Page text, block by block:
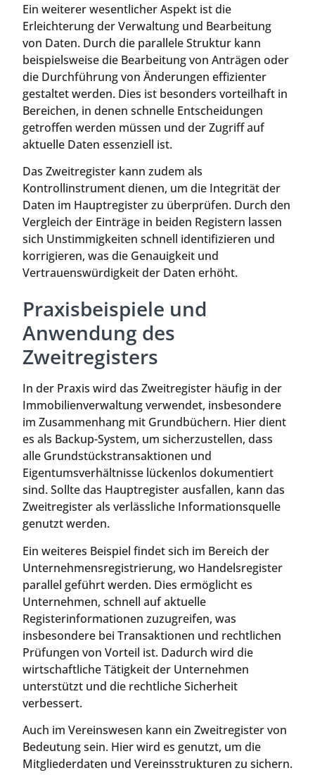
Ein weiterer wesentlicher Aspekt ist die
Erleichterung der Verwaltung und Bearbeitung
von Daten. Durch die parallele Struktur kann
beispielsweise die Bearbeitung von Anträgen oder
die Durchführung von Änderungen effizienter
gestaltet werden. Dies ist besonders vorteilhaft in
Bereichen, in denen schnelle Entscheidungen
getroffen werden müssen und der Zugriff auf
aktuelle Daten essenziell ist.
Das Zweitregister kann zudem als
Kontrollinstrument dienen, um die Integrität der
Daten im Hauptregister zu überprüfen. Durch den
Vergleich der Einträge in beiden Registern lassen
sich Unstimmigkeiten schnell identifizieren und
korrigieren, was die Genauigkeit und
Vertrauenswürdigkeit der Daten erhöht.
Praxisbeispiele und
Anwendung des
Zweitregisters
In der Praxis wird das Zweitregister häufig in der
Immobilienverwaltung verwendet, insbesondere
im Zusammenhang mit Grundbüchern. Hier dient
es als Backup-System, um sicherzustellen, dass
alle Grundstückstransaktionen und
Eigentumsverhältnisse lückenlos dokumentiert
sind. Sollte das Hauptregister ausfallen, kann das
Zweitregister als verlässliche Informationsquelle
genutzt werden.
Ein weiteres Beispiel findet sich im Bereich der
Unternehmensregistrierung, wo Handelsregister
parallel geführt werden. Dies ermöglicht es
Unternehmen, schnell auf aktuelle
Registerinformationen zuzugreifen, was
insbesondere bei Transaktionen und rechtlichen
Prüfungen von Vorteil ist. Dadurch wird die
wirtschaftliche Tätigkeit der Unternehmen
unterstützt und die rechtliche Sicherheit
verbessert.
Auch im Vereinswesen kann ein Zweitregister von
Bedeutung sein. Hier wird es genutzt, um die
Mitgliederdaten und Vereinsstrukturen zu sichern.